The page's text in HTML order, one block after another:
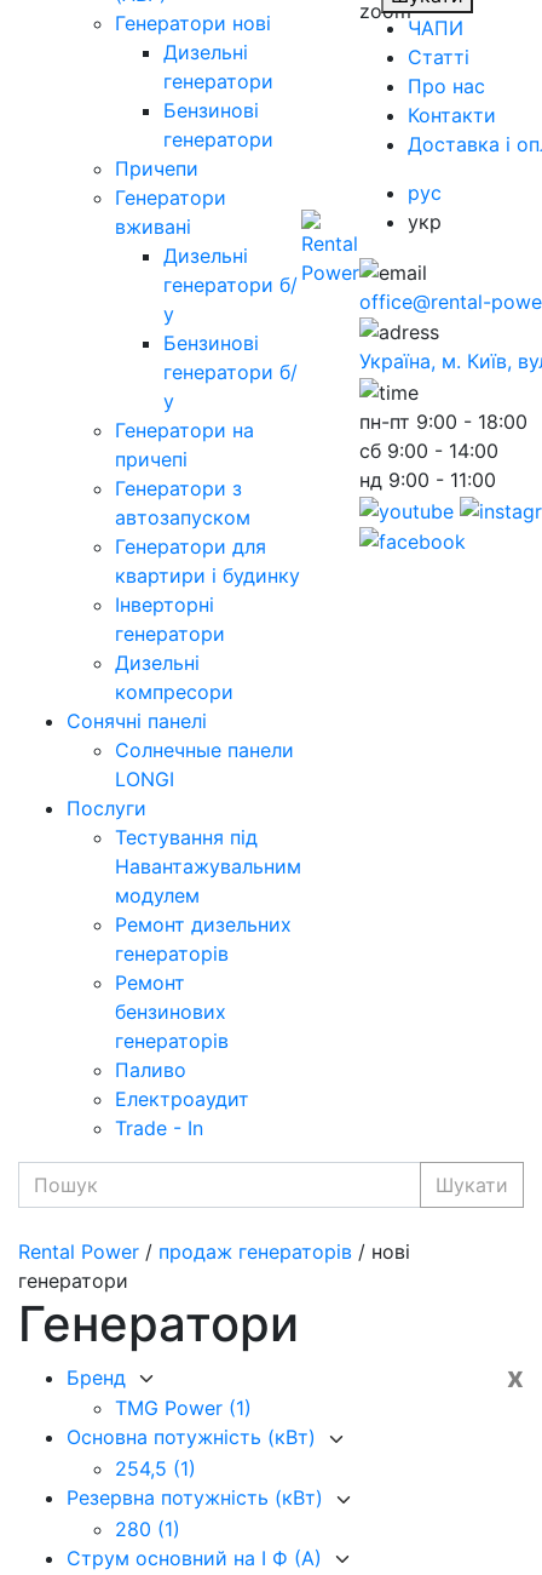
Генератори нові
Дизельні
генератори
Бензинові
генератори
Причепи
Генератори
вживані
Дизельні
генератори б/
у
Бензинові
генератори б/
у
Генератори на
причепі
Генератори з
автозапуском
Генератори для
квартири і будинку
Інверторні
генератори
Дизельні
компресори
Сонячні панелі
Солнечные панели
LONGI
Послуги
Тестування під
Навантажувальним
модулем
Ремонт дизельних
генераторів
Ремонт
бензинових
генераторів
Паливо
Електроаудит
Trade - In
ЧАПИ
Статті
Про нас
Контакти
Доставка і
рус
укр
office@rental-
Україна, м. Київ,
пн-пт 9:00 - 18:00
сб 9:00 - 14:00
нд 9:00 - 11:00
Шукати
Rental Power / продаж генераторів / нові
генератори
Генератори
x
Бренд
TMG Power (1)
Основна потужність (кВт)
254,5 (1)
Резервна потужність (кВт)
280 (1)
Струм основний на I Ф (А)